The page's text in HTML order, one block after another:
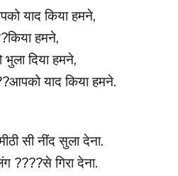
याद किया हमने,
हमने,
दिया हमने,
याद किया हमने.
सी नींद सुला देना.
????से गिरा देना.